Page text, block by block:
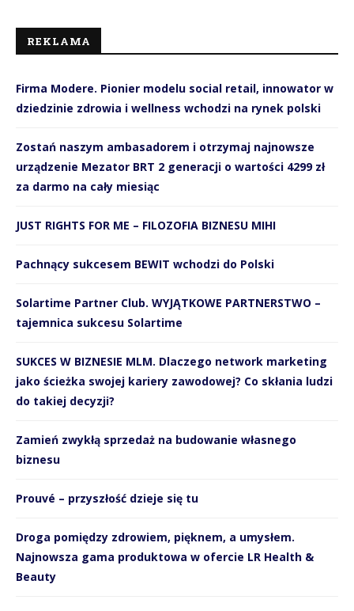
REKLAMA
Firma Modere. Pionier modelu social retail, innowator w
dziedzinie zdrowia i wellness wchodzi na rynek polski
Zostań naszym ambasadorem i otrzymaj najnowsze
urządzenie Mezator BRT 2 generacji o wartości 4299 zł
za darmo na cały miesiąc
JUST RIGHTS FOR ME – FILOZOFIA BIZNESU MIHI
Pachnący sukcesem BEWIT wchodzi do Polski
Solartime Partner Club. WYJĄTKOWE PARTNERSTWO –
tajemnica sukcesu Solartime
SUKCES W BIZNESIE MLM. Dlaczego network marketing
jako ścieżka swojej kariery zawodowej? Co skłania ludzi
do takiej decyzji?
Zamień zwykłą sprzedaż na budowanie własnego
biznesu
Prouvé – przyszłość dzieje się tu
Droga pomiędzy zdrowiem, pięknem, a umysłem.
Najnowsza gama produktowa w ofercie LR Health &
Beauty